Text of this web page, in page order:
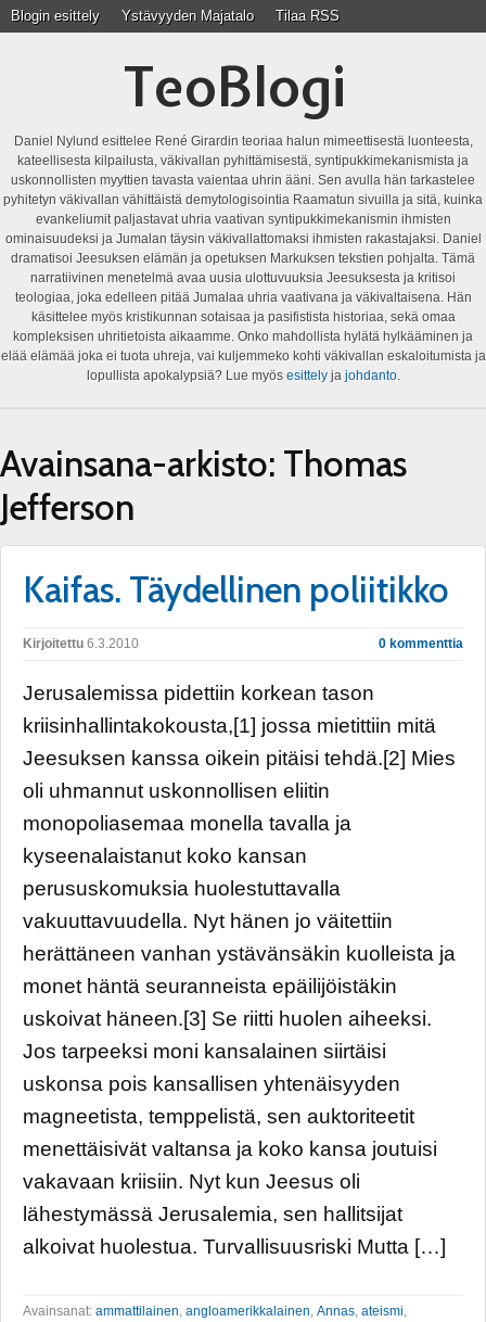
Blogin esittely Ystävyyden Majatalo Tilaa RSS
TeoBlogi
Daniel Nylund esittelee René Girardin teoriaa halun mimeettisestä luonteesta,
kateellisesta kilpailusta, väkivallan pyhittämisestä, syntipukkimekanismista ja
uskonnollisten myyttien tavasta vaientaa uhrin ääni. Sen avulla hän tarkastelee
pyhitetyn väkivallan vähittäistä demytologisointia Raamatun sivuilla ja sitä, kuinka
evankeliumit paljastavat uhria vaativan syntipukkimekanismin ihmisten
ominaisuudeksi ja Jumalan täysin väkivallattomaksi ihmisten rakastajaksi. Daniel
dramatisoi Jeesuksen elämän ja opetuksen Markuksen tekstien pohjalta. Tämä
narratiivinen menetelmä avaa uusia ulottuvuuksia Jeesuksesta ja kritisoi
teologiaa, joka edelleen pitää Jumalaa uhria vaativana ja väkivaltaisena. Hän
käsittelee myös kristikunnan sotaisaa ja pasifistista historiaa, sekä omaa
kompleksisen uhritietoista aikaamme. Onko mahdollista hylätä hylkääminen ja
elää elämää joka ei tuota uhreja, vai kuljemmeko kohti väkivallan eskaloitumista ja
lopullista apokalypsiä? Lue myös esittelyja johdanto.
Avainsana-arkisto: Thomas
Jefferson
Kaifas. Täydellinen poliitikko
Kirjoitettu 6.3.2010 0 kommenttia
Jerusalemissa pidettiin korkean tason
kriisinhallintakokousta,[1] jossa mietittiin mitä
Jeesuksen kanssa oikein pitäisi tehdä.[2] Mies
oli uhmannut uskonnollisen eliitin
monopoliasemaa monella tavalla ja
kyseenalaistanut koko kansan
perususkomuksia huolestuttavalla
vakuuttavuudella. Nyt hänen jo väitettiin
herättäneen vanhan ystävänsäkin kuolleista ja
monet häntä seuranneista epäilijöistäkin
uskoivat häneen.[3] Se riitti huolen aiheeksi.
Jos tarpeeksi moni kansalainen siirtäisi
uskonsa pois kansallisen yhtenäisyyden
magneetista, temppelistä, sen auktoriteetit
menettäisivät valtansa ja koko kansa joutuisi
vakavaan kriisiin. Nyt kun Jeesus oli
lähestymässä Jerusalemia, sen hallitsijat
alkoivat huolestua. Turvallisuusriski Mutta […]
Avainsanat: ammattilainen angloamerikkalainen Annas ateismi